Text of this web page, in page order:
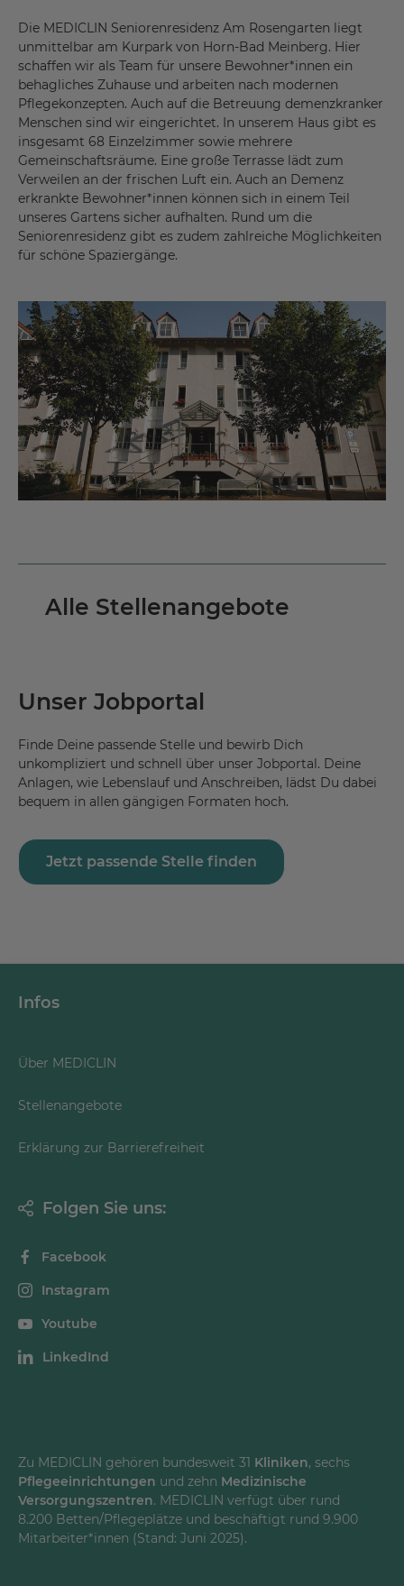
Die MEDICLIN Seniorenresidenz Am Rosengarten liegt
unmittelbar am Kurpark von Horn-Bad Meinberg. Hier
schaffen wir als Team für unsere Bewohner*innen ein
behagliches Zuhause und arbeiten nach modernen
Pflegekonzepten. Auch auf die Betreuung demenzkranker
Menschen sind wir eingerichtet. In unserem Haus gibt es
insgesamt 68 Einzelzimmer sowie mehrere
Gemeinschaftsräume. Eine große Terrasse lädt zum
Verweilen an der frischen Luft ein. Auch an Demenz
erkrankte Bewohner*innen können sich in einem Teil
unseres Gartens sicher aufhalten. Rund um die
Seniorenresidenz gibt es zudem zahlreiche Möglichkeiten
für schöne Spaziergänge.
Alle Stellenangebote
Unser Jobportal
Finde Deine passende Stelle und bewirb Dich
unkompliziert und schnell über unser Jobportal. Deine
Anlagen, wie Lebenslauf und Anschreiben, lädst Du dabei
bequem in allen gängigen Formaten hoch.
Jetzt passende Stelle finden
Infos
Über MEDICLIN
Stellenangebote
Erklärung zur Barrierefreiheit
Folgen Sie uns:
Facebook
Instagram
Youtube
LinkedInd
Zu MEDICLIN gehören bundesweit 31 Kliniken, sechs
Pflegeeinrichtungen und zehn Medizinische
Versorgungszentren. MEDICLIN verfügt über rund
8.200 Betten/Pflegeplätze und beschäftigt rund 9.900
Mitarbeiter*innen (Stand: Juni 2025).